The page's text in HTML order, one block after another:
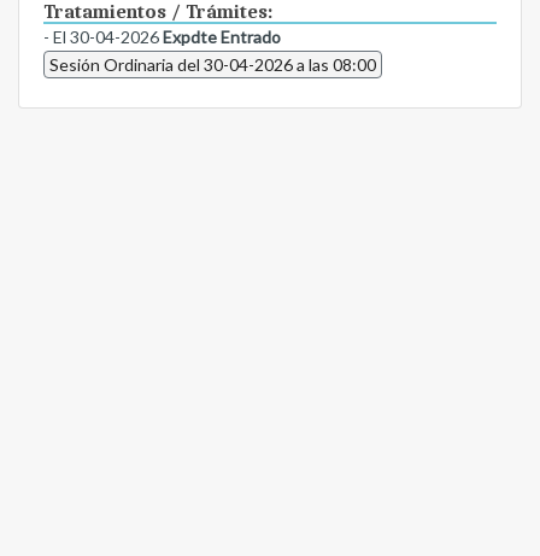
Tratamientos / Trámites:
- El 30-04-2026Expdte Entrado
Sesión Ordinaria del 30-04-2026 a las 08:00